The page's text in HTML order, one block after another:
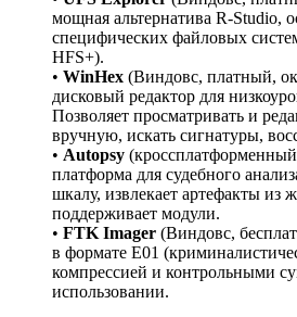
мощная альтернатива R-Studio,
специфических файловых
HFS+).
• WinHex (Виндовс, платный,
дисковый редактор для
Позволяет просматривать и
вручную, искать сигнатуры,
• Autopsy
платформа для судебного
шкалу, извлекает артефакты из
поддерживает модули.
• FTK Imager (Виндовс,
в формате E01
компрессией и контрольными
использовании.